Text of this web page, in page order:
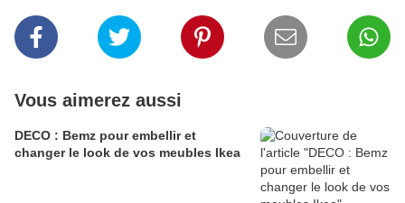
Vous aimerez aussi
DECO : Bemz pour embellir et
changer le look de vos meubles Ikea